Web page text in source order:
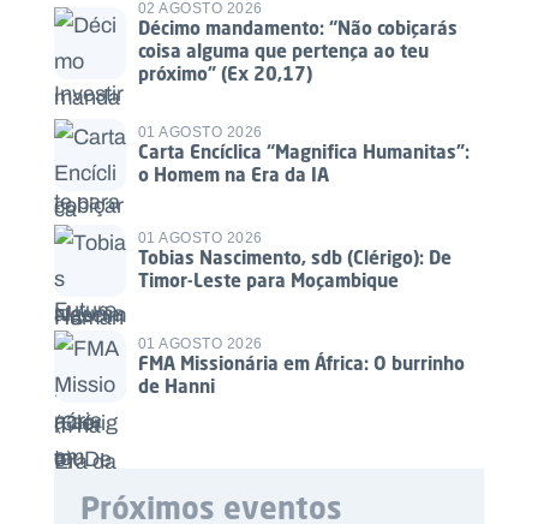
02 AGOSTO 2026
Décimo mandamento: “Não cobiçarás
coisa alguma que pertença ao teu
próximo” (Ex 20,17)
01 AGOSTO 2026
Carta Encíclica “Magnifica Humanitas”:
o Homem na Era da IA
01 AGOSTO 2026
Tobias Nascimento, sdb (Clérigo): De
Timor-Leste para Moçambique
01 AGOSTO 2026
FMA Missionária em África: O burrinho
de Hanni
Próximos eventos